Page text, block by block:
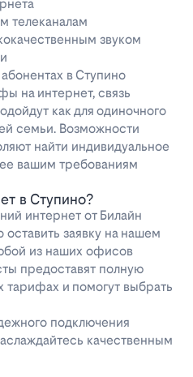
телеканалам
звуком
в Ступино
на интернет, связь
как для одиночного
семьи. Возможности
найти индивидуальное
вашим требованиям
в Ступино?
интернет от Билайн
оставить заявку на нашем
из наших офисов
предоставят полную
и помогут выбрать
подключения
качественным